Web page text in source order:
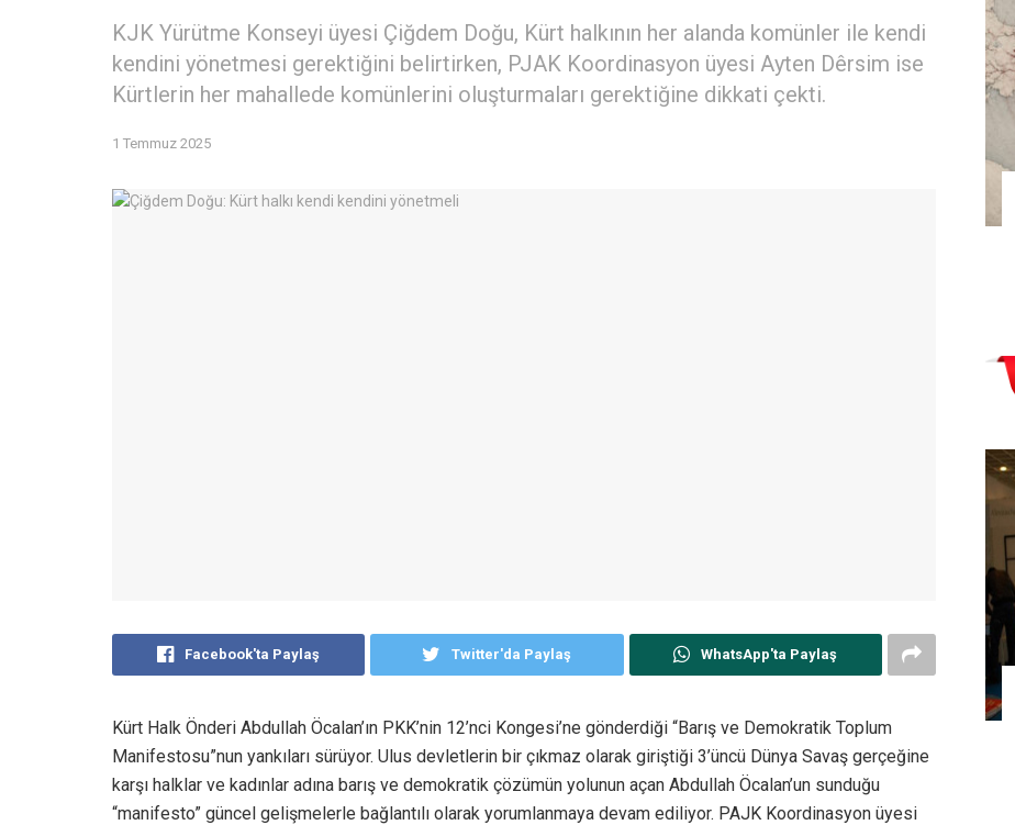
KJK Yürütme Konseyi üyesi Çiğdem Doğu, Kürt halkının her alanda komünler ile kendi
kendini yönetmesi gerektiğini belirtirken, PJAK Koordinasyon üyesi Ayten Dêrsim ise
Kürtlerin her mahallede komünlerini oluşturmaları gerektiğine dikkati çekti.
1 Temmuz 2025
Facebook'ta Paylaş Twitter'da Paylaş WhatsApp'ta Paylaş
Kürt Halk Önderi Abdullah Öcalan’ın PKK’nin 12’nci Kongesi’ne gönderdiği “Barış ve Demokratik Toplum
Manifestosu”nun yankıları sürüyor. Ulus devletlerin bir çıkmaz olarak giriştiği 3’üncü Dünya Savaş gerçeğine
karşı halklar ve kadınlar adına barış ve demokratik çözümün yolunun açan Abdullah Öcalan’un sunduğu
“manifesto” güncel gelişmelerle bağlantılı olarak yorumlanmaya devam ediliyor. PAJK Koordinasyon üyesi